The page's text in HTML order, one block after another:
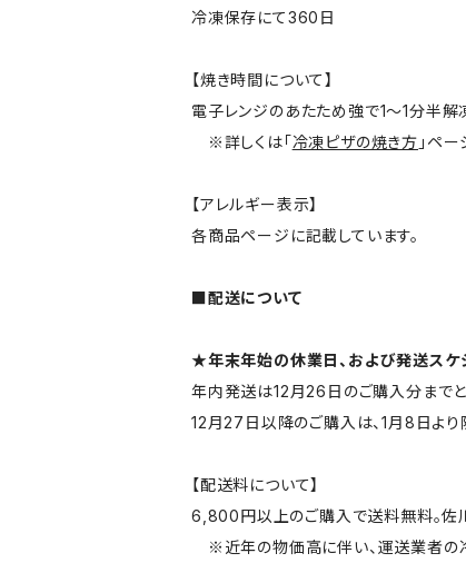
冷凍保存にて360日
【焼き時間について】
電子レンジのあたため強で1～1分半解
※詳しくは「冷凍ピザの焼き方 」ペ
【アレルギー表示】
各商品ページに記載しています。
■配送について
★年末年始の休業日、および発送ス
年内発送は12月26日のご購入分までと
12月27日以降のご購入は、1月8日より
【配送料について】
6,800円以上のご購入で送料無料。佐
※近年の物価高に伴い、運送業者の冷